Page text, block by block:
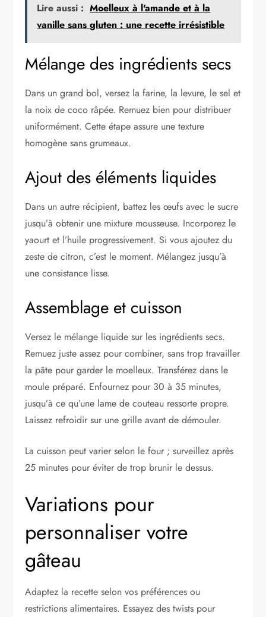
Lire aussi : Moelleux à l'amande et à la
vanille sans gluten : une recette irrésistible
Mélange des ingrédients secs
Dans un grand bol, versez la farine, la levure, le sel et
la noix de coco râpée. Remuez bien pour distribuer
uniformément. Cette étape assure une texture
homogène sans grumeaux.
Ajout des éléments liquides
Dans un autre récipient, battez les œufs avec le sucre
jusqu’à obtenir une mixture mousseuse. Incorporez le
yaourt et l’huile progressivement. Si vous ajoutez du
zeste de citron, c’est le moment. Mélangez jusqu’à
une consistance lisse.
Assemblage et cuisson
Versez le mélange liquide sur les ingrédients secs.
Remuez juste assez pour combiner, sans trop travailler
la pâte pour garder le moelleux. Transférez dans le
moule préparé. Enfournez pour 30 à 35 minutes,
jusqu’à ce qu’une lame de couteau ressorte propre.
Laissez refroidir sur une grille avant de démouler.
La cuisson peut varier selon le four ; surveillez après
25 minutes pour éviter de trop brunir le dessus.
Variations pour
personnaliser votre
gâteau
Adaptez la recette selon vos préférences ou
restrictions alimentaires. Essayez des twists pour